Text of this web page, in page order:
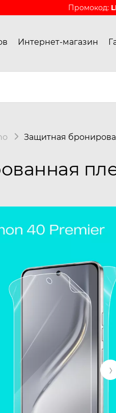
Промокод:
Интернет-магазин
Защитная